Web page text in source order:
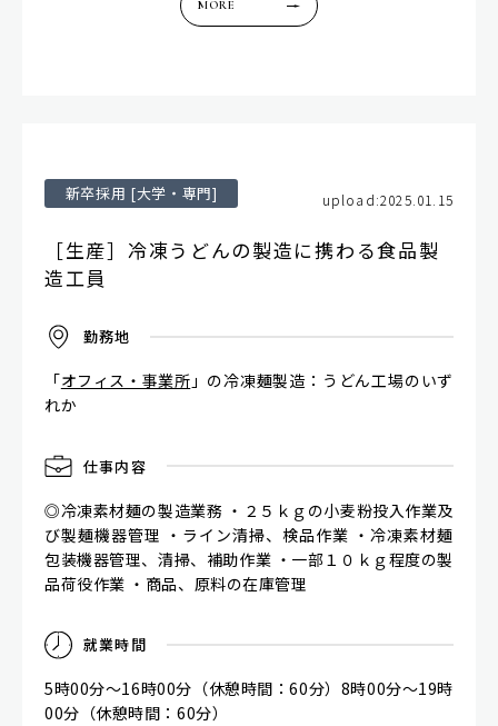
MORE
新卒採用 [大学・専門]
［生産］冷凍うどんの製造に携わる食品製
造工員
upload:2025.01.15
勤務地
「オフィス・事業所 」の冷凍麺製造：うどん工場のいず
れか
仕事内容
◎冷凍素材麺の製造業務 ・２５ｋｇの小麦粉投入作業及
び製麺機器管理 ・ライン清掃、検品作業 ・冷凍素材麺
包装機器管理、清掃、補助作業 ・一部１０ｋｇ程度の製
品荷役作業 ・商品、原料の在庫管理
就業時間
5時00分～16時00分（休憩時間：60分）8時00分～19時
00分（休憩時間：60分）